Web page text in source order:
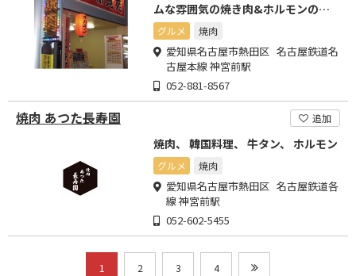
ムな雰囲気の焼き肉&ホルモンのお
店です!!
グルメ 焼肉
愛知県名古屋市熱田区 名古屋鉄道名
古屋本線 神宮前駅
052-881-8567
焼肉 あつた長寿園 追加
焼肉、 韓国料理、 牛タン、 ホルモン
グルメ 焼肉
愛知県名古屋市熱田区 名古屋鉄道各
線 神宮前駅
052-602-5455
1 2 3 4